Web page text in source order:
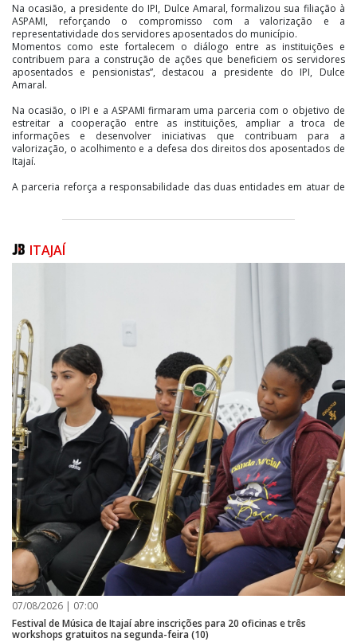
Na ocasião, a presidente do IPI, Dulce Amaral, formalizou sua filiação à
ASPAMI, reforçando o compromisso com a valorização e a
representatividade dos servidores aposentados do município.
Momentos como este fortalecem o diálogo entre as instituições e
contribuem para a construção de ações que beneficiem os servidores
aposentados e pensionistas”, destacou a presidente do IPI, Dulce
Amaral.
Na ocasião, o IPI e a ASPAMI firmaram uma parceria com o objetivo de
estreitar a cooperação entre as instituições, ampliar a troca de
informações e desenvolver iniciativas que contribuam para a
valorização, o acolhimento e a defesa dos direitos dos aposentados de
Itajaí.
A parceria reforça a responsabilidade das duas entidades em atuar de
ITAJAÍ
07/08/2026 | 07:00
Festival de Música de Itajaí abre inscrições para 20 oficinas e três
workshops gratuitos na segunda-feira (10)